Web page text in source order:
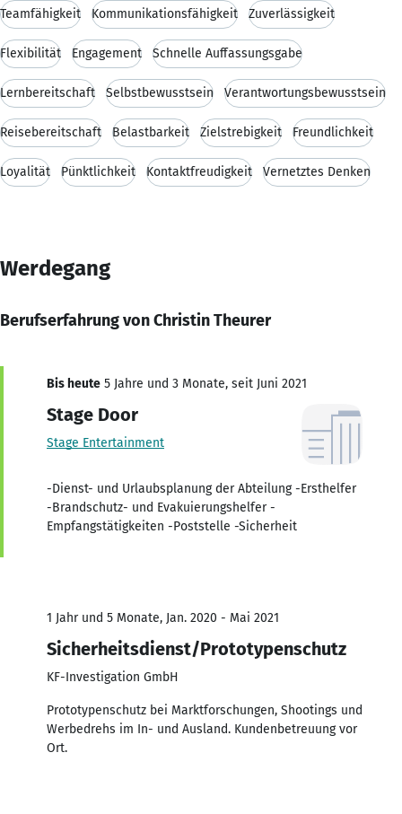
Teamfähigkeit Kommunikationsfähigkeit Zuverlässigkeit
Flexibilität Engagement Schnelle Auffassungsgabe
Lernbereitschaft Selbstbewusstsein Verantwortungsbewusstsein
Reisebereitschaft Belastbarkeit Zielstrebigkeit Freundlichkeit
Loyalität Pünktlichkeit Kontaktfreudigkeit Vernetztes Denken
Werdegang
Berufserfahrung von Christin Theurer
Bis heute 5 Jahre und 3 Monate, seit Juni 2021
Stage Door
Stage Entertainment
-Dienst- und Urlaubsplanung der Abteilung -Ersthelfer
-Brandschutz- und Evakuierungshelfer -
Empfangstätigkeiten -Poststelle -Sicherheit
1 Jahr und 5 Monate, Jan. 2020 - Mai 2021
Sicherheitsdienst/Prototypenschutz
KF-Investigation GmbH
Prototypenschutz bei Marktforschungen, Shootings und
Werbedrehs im In- und Ausland. Kundenbetreuung vor
Ort.